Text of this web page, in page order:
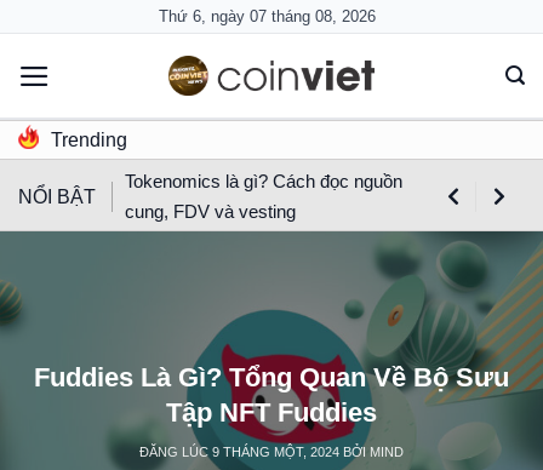
content
Thứ 6, ngày 07 tháng 08, 2026
Trending
NỔI BẬT
Tokenomics là gì? Cách đọc nguồn
cung, FDV và vesting
Fuddies Là Gì? Tổng Quan Về Bộ Sưu
Tập NFT Fuddies
ĐĂNG LÚC 9 THÁNG MỘT, 2024 BỞI MIND